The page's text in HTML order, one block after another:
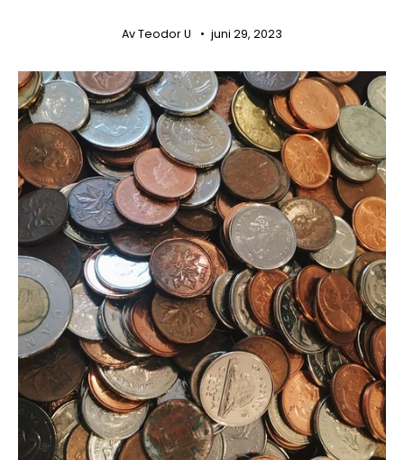
Av Teodor U juni 29, 2023